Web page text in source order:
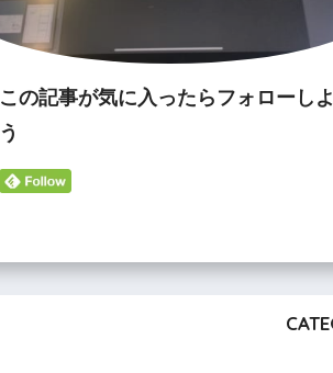
この記事が気に入ったらフォローしよ
う